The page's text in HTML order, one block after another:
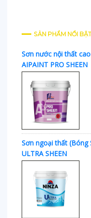
SẢN PHẨM NỔI BẬT
Sơn nước nội thất
AIPAINT PRO SHEEN
Sơn ngoại thất (Bóng
ULTRA SHEEN